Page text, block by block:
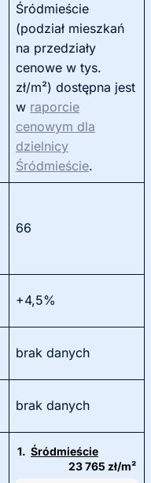
Śródmieście
(podział mieszkań
na przedziały
cenowe w tys.
zł/m²) dostępna jest
w raporcie
cenowym dla
dzielnicy
Śródmieście.
66
+4,5%
brak danych
brak danych
1. Śródmieście
23 765 zł/m²